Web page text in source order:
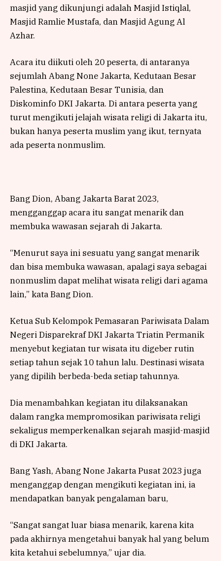
masjid yang dikunjungi adalah Masjid Istiqlal,
Masjid Ramlie Mustafa, dan Masjid Agung Al
Azhar.
Acara itu diikuti oleh 20 peserta, di antaranya
sejumlah Abang None Jakarta, Kedutaan Besar
Palestina, Kedutaan Besar Tunisia, dan
Diskominfo DKI Jakarta. Di antara peserta yang
turut mengikuti jelajah wisata religi di Jakarta itu,
bukan hanya peserta muslim yang ikut, ternyata
ada peserta nonmuslim.
Bang Dion, Abang Jakarta Barat 2023,
mengganggap acara itu sangat menarik dan
membuka wawasan sejarah di Jakarta.
“Menurut saya ini sesuatu yang sangat menarik
dan bisa membuka wawasan, apalagi saya sebagai
nonmuslim dapat melihat wisata religi dari agama
lain,” kata Bang Dion.
Ketua Sub Kelompok Pemasaran Pariwisata Dalam
Negeri Disparekraf DKI Jakarta Triatin Permanik
menyebut kegiatan tur wisata itu digeber rutin
setiap tahun sejak 10 tahun lalu. Destinasi wisata
yang dipilih berbeda-beda setiap tahunnya.
Dia menambahkan kegiatan itu dilaksanakan
dalam rangka mempromosikan pariwisata religi
sekaligus memperkenalkan sejarah masjid-masjid
di DKI Jakarta.
Bang Yash, Abang None Jakarta Pusat 2023 juga
menganggap dengan mengikuti kegiatan ini, ia
mendapatkan banyak pengalaman baru,
“Sangat sangat luar biasa menarik, karena kita
pada akhirnya mengetahui banyak hal yang belum
kita ketahui sebelumnya,” ujar dia.